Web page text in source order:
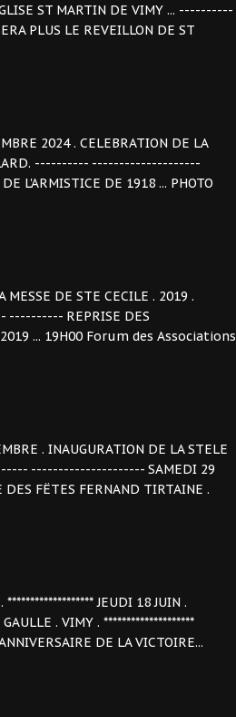
ST MARTIN DE VIMY ... ----------
PLUS LE REVEILLON DE ST
2024 . CELEBRATION DE LA
---------- --------------------
L'ARMISTICE DE 1918 ... PHOTO
DE STE CECILE . 2019 .
---------- REPRISE DES
... 19H00 Forum des Associations
. INAUGURATION DE LA STELE
--------------------- SAMEDI 29
DES FËTES FERNAND TIRTAINE .
******************* JEUDI 18 JUIN .
. VIMY . ********************
DE LA VICTOIRE...